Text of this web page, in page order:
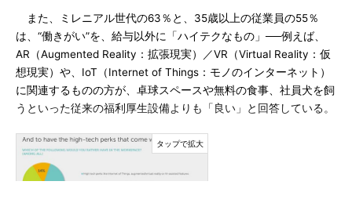
また、ミレニアル世代の63％と、35歳以上の従業員の55％
は、“働きがい”を、給与以外に「ハイテクなもの」──例えば、
AR（Augmented Reality：拡張現実）／VR（Virtual Reality：仮
想現実）や、IoT（Internet of Things：モノのインターネット）
に関連するものの方が、卓球スペースや無料の食事、社員犬を飼
うといった従来の福利厚生設備よりも「良い」と回答している。